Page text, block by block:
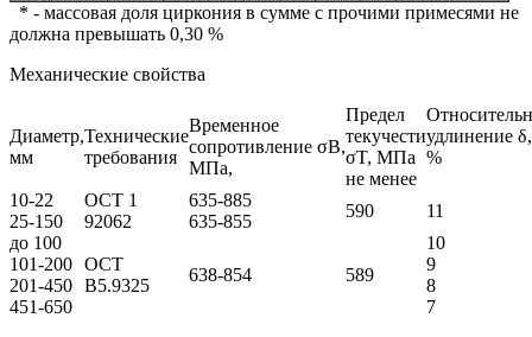
* - массовая доля циркония в сумме с прочими примесями не
должна превышать 0,30 %
Механические свойства
Диаметр,
мм
Технические
требования
Временное
сопротивление σB,
МПа,
Предел
текучести
σT, МПа
удлинение δ,
%
не менее
10-22
ОСТ 1
92062
635-885
590 11
25-150
635-855
до 100
ОСТ
В5.9325
638-854 589
10
101-200
9
201-450
8
451-650
7